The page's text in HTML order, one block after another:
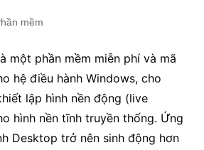
mềm
một phần mềm miễn phí và mã
hệ điều hành Windows, cho
lập hình nền động (live
hình nền tĩnh truyền thống. Ứng
Desktop trở nên sinh động hơn